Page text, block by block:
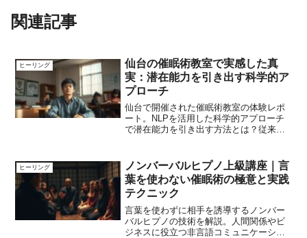
関連記事
ヒーリング
仙台の催眠術教室で実感した真
実：潜在能力を引き出す科学的ア
プローチ
仙台で開催された催眠術教室の体験レポ
ート。NLPを活用した科学的アプローチ
で潜在能力を引き出す方法とは？従来の
ヒーリング
ノンバーバルヒプノ上級講座｜言
葉を使わない催眠術の極意と実践
テクニック
言葉を使わずに相手を誘導するノンバー
バルヒプノの技術を解説。人間関係やビ
ジネスに役立つ非言語コミュニケーショ